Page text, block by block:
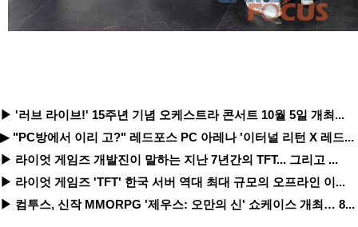
▶ '러브 라이브!' 15주년 기념 오케스트라 콘서트 10월 5일 개최...
▶ "PC방에서 이리 고?" 레드포스 PC 아레나 '이터널 리턴 X 레드...
▶ 라이엇 게임즈 개발진이 말하는 지난 7년간의 TFT... 그리고 ...
▶ 라이엇 게임즈 'TFT' 한국 서버 역대 최대 규모의 오프라인 이...
▶ 컴투스, 신작 MMORPG '제우스: 오만의 신' 쇼케이스 개최… 8...